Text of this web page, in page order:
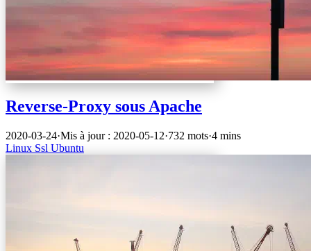
Reverse-Proxy sous Apache
2020-03-24·Mis à jour : 2020-05-12·732 mots·4 mins
Linux Ssl Ubuntu